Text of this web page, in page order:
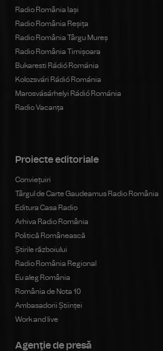
Radio România Iași
Radio România Reșița
Radio România Târgu Mureș
Radio România Timișoara
Bukaresti Rádió Románia
Kolozsvári Rádió Románia
Marosvásárhelyi Rádió Románia
Radio Vacanța
Proiecte editoriale
Conviețuiri
Târgul de Carte Gaudeamus Radio România
Editura Casa Radio
Arhiva Radio România
Politică Românească
Știrile războiului
Radio România Regional
Eu aleg România
România de Nota 10
Ambasadorii Științei
Work and live
Agenţie de presă